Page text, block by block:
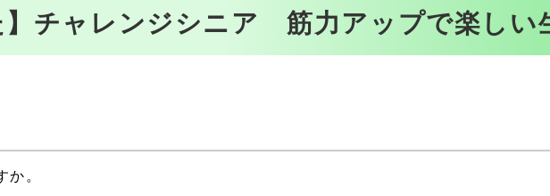
】チャレンジシニア 筋力アップで楽しい
か。